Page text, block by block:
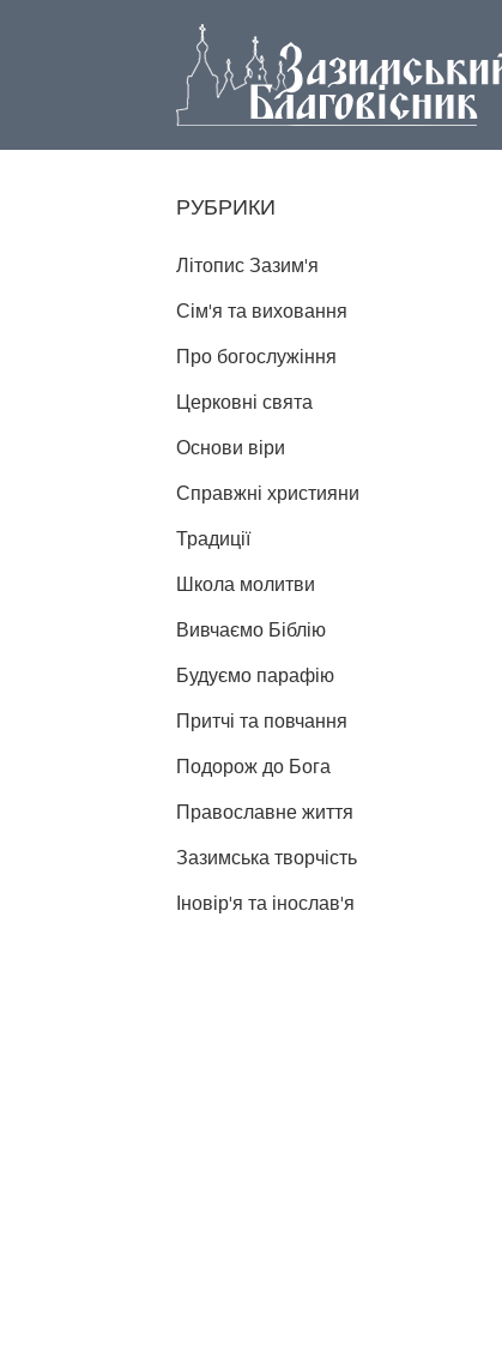
РУБРИКИ
Літопис Зазим'я
Сім'я та виховання
Про богослужіння
Церковні свята
Основи віри
Справжні християни
Традиції
Школа молитви
Вивчаємо Біблію
Будуємо парафію
Притчі та повчання
Подорож до Бога
Православне життя
Зазимська творчість
Іновір'я та інослав'я